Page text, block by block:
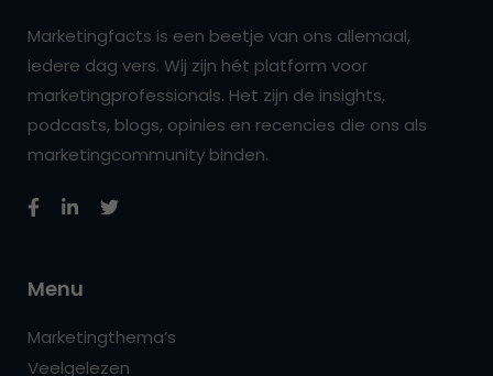
Marketingfacts is een beetje van ons allemaal,
iedere dag vers. Wij zijn hét platform voor
marketingprofessionals. Het zijn de insights,
podcasts, blogs, opinies en recencies die ons als
marketingcommunity binden.
Menu
Marketingthema’s
Veelgelezen